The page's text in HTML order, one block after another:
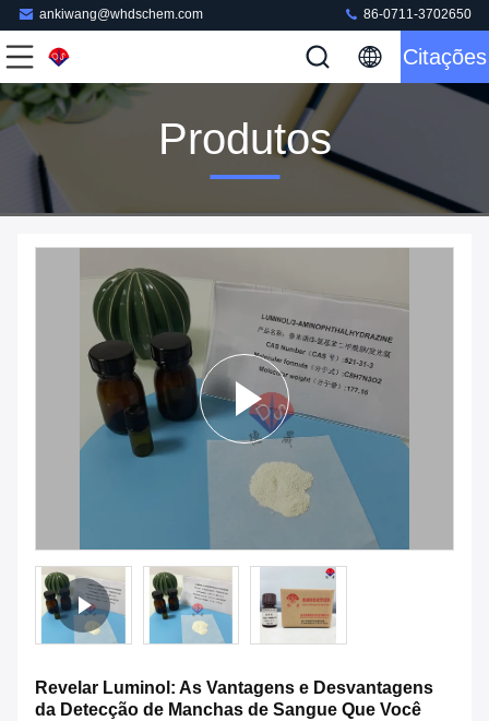
ankiwang@whdschem.com 86-0711-3702650
Citações
Produtos
Revelar Luminol: As Vantagens e Desvantagens
da Detecção de Manchas de Sangue Que Você